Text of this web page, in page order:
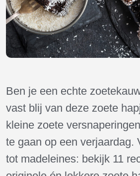
Ben je een echte
vast blij van deze zoete
kleine zoete
te gaan op een verjaardag.
tot madeleines: bekijk 11